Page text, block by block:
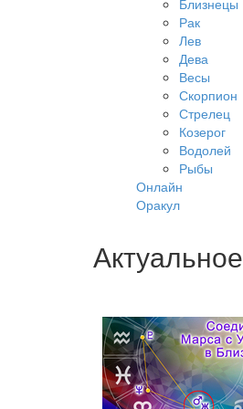
Близнецы
Рак
Лев
Дева
Весы
Скорпион
Стрелец
Козерог
Водолей
Рыбы
Онлайн
Оракул
Актуальное